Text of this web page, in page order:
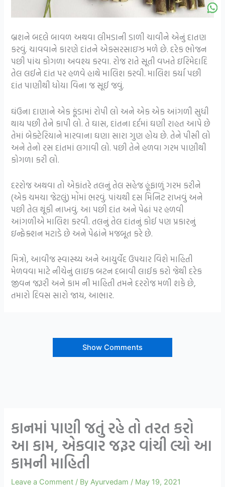
બ્રશને બદલે બાવળ અથવા લીમડાની ડાળી ચાવીને એનું દાતણ
કરવું. ચાવવાને કારણે દાંતને એક્સરસાઇઝ મળે છે. દરેક ભોજન
પછી પાંચ કોગળા અવશ્ય કરવા. રોજ રાતે સૂતી વખતે ઇરિમેદાદિ
તેલ લઈને દાંત પર હળવે હાથે માલિશ કરવી. માલિશ કર્યા પછી
દાંત પાણીથી ધોયા વિના જ સૂઈ જવું.
ઘંઉના દાણાને એક કૂંડામાં રોપી લો અને એક એક આંગળી સુધી
થાય પછી તેને કાપી લો. તે ઘાસ, દાંતના દર્દમાં ઘણી રાહત આપે છે
તેમાં બેક્ટેરિયાને મારવાના ઘણા સારા ગુણ હોય છે. તેને પીસી લો
અને તેનો રસ દાંતમાં લગાવી લો. પછી તેને હળવા ગરમ પાણીથી
કોગળા કરી લો.
દરરોજ અથવા તો એકાંતરે તલનું તેલ સહેજ હૂંફાળું ગરમ કરીને
(એક ચમચા જેટલું) મોંમાં ભરવું. પાંચથી દસ મિનિટ રાખવું અને
પછી તેલ થૂંકી નાખવું. આ પછી દાંત અને પેઢાં પર હળવી
આંગળીએ માલિશ કરવી. તલનું તેલ દાંતનું કોઈ પણ પ્રકારનું
ઇન્ફેક્શન મટાડે છે અને પેઢાંને મજબૂત કરે છે.
મિત્રો, આવીજ સ્વાસ્થ્ય અને આયુર્વેદ ઉપચાર વિશે માહિતી
મેળવવા માટે નીચેનું લાઇક બટન દબાવી લાઈક કરો જેથી દરેક
જીવન જરૂરી અને કામ ની માહિતી તમને દરરોજ મળી શકે છે,
તમારો દિવસ સારો જાય, આભાર.
Show Comments
કાનમાં પાણી જતું રહે તો તરત કરો
આ કામ, એકવાર જરૂર વાંચી લ્યો આ
કામની માહિતી
Leave a Comment / ByAyurvedam / May 19, 2021